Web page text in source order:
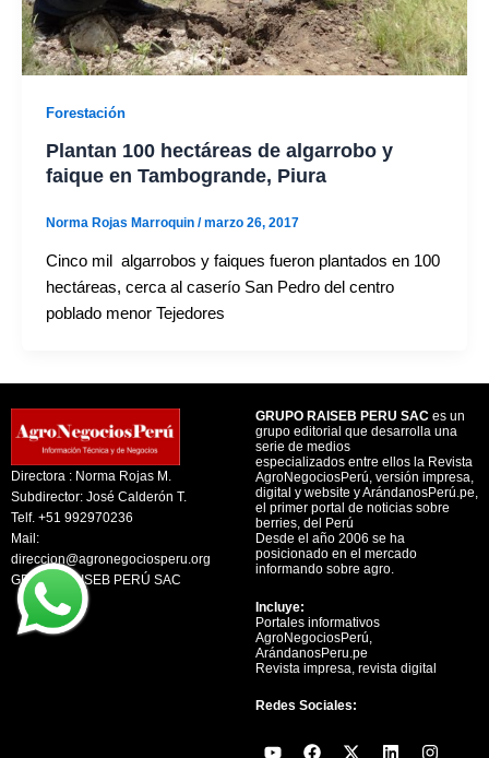
Forestación
Plantan 100 hectáreas de algarrobo y
faique en Tambogrande, Piura
Norma Rojas Marroquin /marzo 26, 2017
Cinco mil algarrobos y faiques fueron plantados en 100
hectáreas, cerca al caserío San Pedro del centro
poblado menor Tejedores
Directora : Norma Rojas M.
Subdirector: José Calderón T.
Telf. +51 992970236
Mail:
direccion@agronegociosperu.org
GRUPO RAISEB PERÚ SAC
GRUPO RAISEB PERU SAC es un
grupo editorial que desarrolla una
serie de medios
especializados entre ellos la Revista
AgroNegociosPerú, versión impresa,
digital y website y ArándanosPerú.pe,
el primer portal de noticias sobre
berries, del Perú
Desde el año 2006 se ha
posicionado en el mercado
informando sobre agro.
Incluye:
Portales informativos
AgroNegociosPerú,
ArándanosPeru.pe
Revista impresa, revista digital
Redes Sociales:
Y
F
X
L
I